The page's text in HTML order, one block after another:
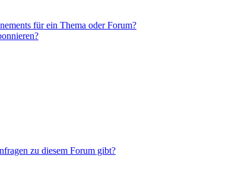
für ein Thema oder Forum?
zu diesem Forum gibt?